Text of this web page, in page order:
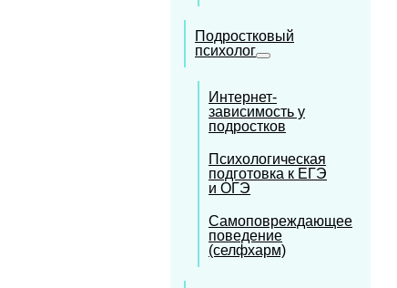
Подростковый
психолог
Интернет-
зависимость у
подростков
Психологическая
подготовка к ЕГЭ
и ОГЭ
Самоповреждающее
поведение
(селфхарм)